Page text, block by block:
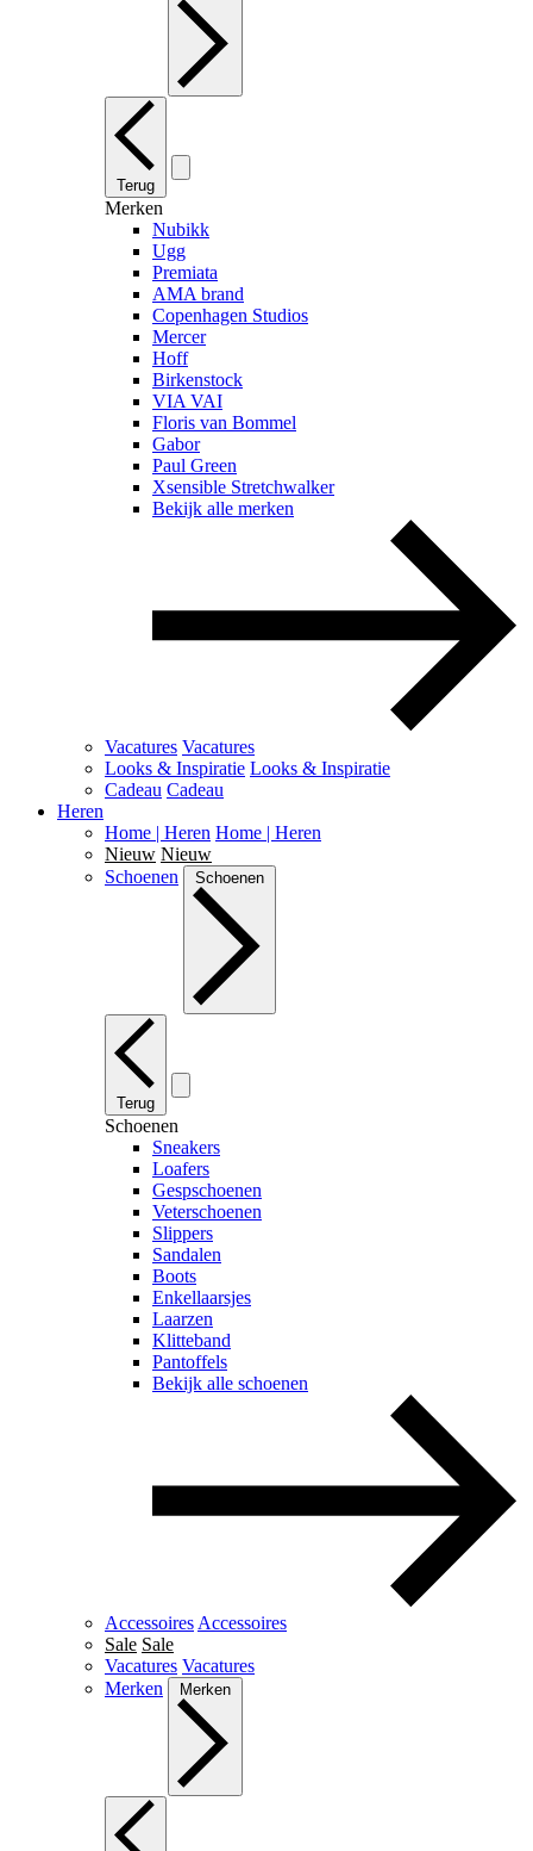
Terug
Merken
Nubikk
Ugg
Premiata
AMA brand
Copenhagen Studios
Mercer
Hoff
Birkenstock
VIA VAI
Floris van Bommel
Gabor
Paul Green
Xsensible Stretchwalker
Bekijk alle merken
Vacatures Vacatures
Looks & Inspiratie Looks & Inspiratie
Cadeau Cadeau
Heren
Home | Heren Home | Heren
Nieuw Nieuw
Schoenen
Schoenen
Terug
Schoenen
Sneakers
Loafers
Gespschoenen
Veterschoenen
Slippers
Sandalen
Boots
Enkellaarsjes
Laarzen
Klitteband
Pantoffels
Bekijk alle schoenen
Accessoires Accessoires
Sale Sale
Vacatures Vacatures
Merken
Merken